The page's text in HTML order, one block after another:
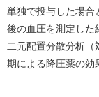
単独で投与した場合
後の血圧を測定した
二元配置分散分析
期による降圧薬の効